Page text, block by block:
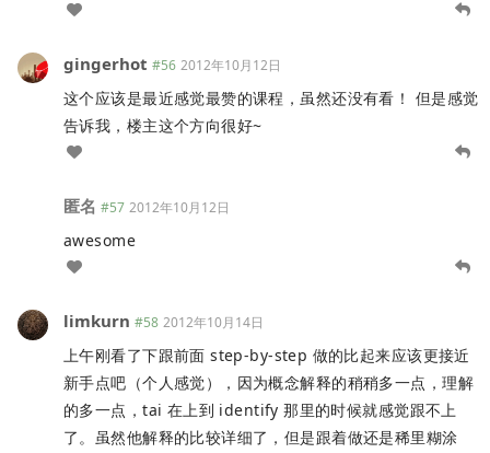
gingerhot #56 2012年10月12日
这个应该是最近感觉最赞的课程，虽然还没有看！ 但是感觉
告诉我，楼主这个方向很好~
匿名 #57 2012年10月12日
awesome
limkurn #58 2012年10月14日
上午刚看了下跟前面 step-by-step 做的比起来应该更接近
新手点吧（个人感觉），因为概念解释的稍稍多一点，理解
的多一点，tai 在上到 identify 那里的时候就感觉跟不上
了。虽然他解释的比较详细了，但是跟着做还是稀里糊涂